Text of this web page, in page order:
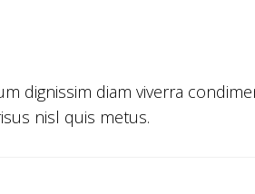
dignissim diam viverra
nisl quis metus.